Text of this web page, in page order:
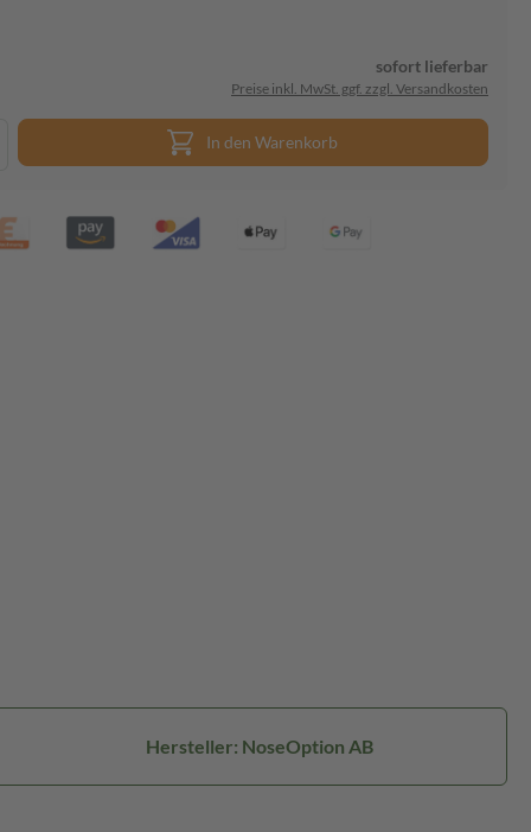
sofort lieferbar
Preise inkl. MwSt. ggf. zzgl. Versandkosten
In den Warenkorb
Hersteller: NoseOption AB